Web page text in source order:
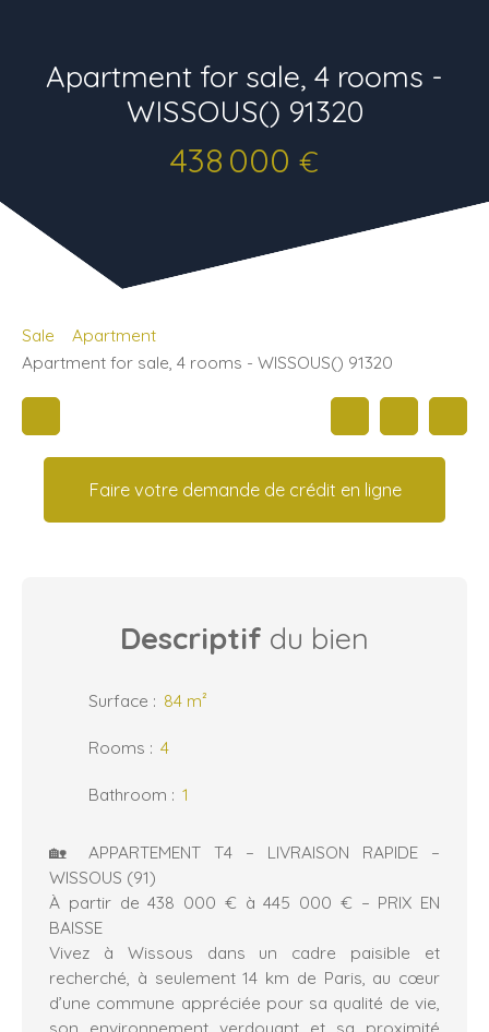
Apartment for sale, 4 rooms -
WISSOUS() 91320
438 000 €
Sale
Apartment
Apartment for sale, 4 rooms - WISSOUS() 91320
Faire votre demande de crédit en ligne
Descriptif du bien
Surface : 84 m²
Rooms : 4
Bathroom : 1
🏡 APPARTEMENT T4 – LIVRAISON RAPIDE –
WISSOUS (91)
À partir de 438 000 € à 445 000 € – PRIX EN
BAISSE
Vivez à Wissous dans un cadre paisible et
recherché, à seulement 14 km de Paris, au cœur
d’une commune appréciée pour sa qualité de vie,
son environnement verdoyant et sa proximité